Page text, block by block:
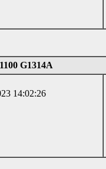
G1314A
14:02:26